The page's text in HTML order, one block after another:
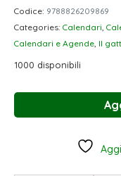
recensioni
Codice: 9788826209869
Categories: Calendari,
Calendari e Agende, Il
1000 disponibili